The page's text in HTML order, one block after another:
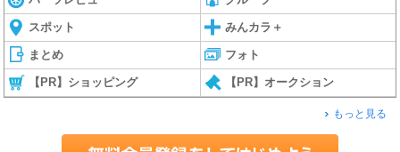
スポット みんカラ＋
まとめ フォト
【PR】ショッピング 【PR】オークション
もっと見る